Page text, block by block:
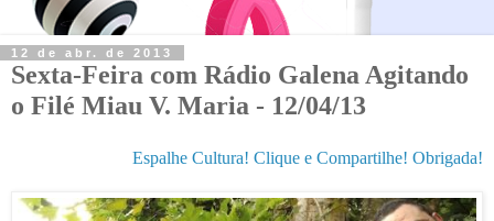
12 de abr. de 2013
Sexta-Feira com Rádio Galena Agitando
o Filé Miau V. Maria - 12/04/13
Espalhe Cultura! Clique e Compartilhe! Obrigada!